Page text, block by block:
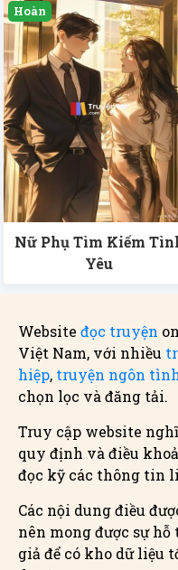
Nữ Phụ Tìm Kiếm
Yêu
Website đọc truyện
Việt Nam, với nhiều
hiệp, truyện ngôn
chọn lọc và đăng tải.
Truy cập website
quy định và điều
đọc kỹ các thông tin
Các nội dung điều
nên mong được sự
giả để có kho dữ liệu